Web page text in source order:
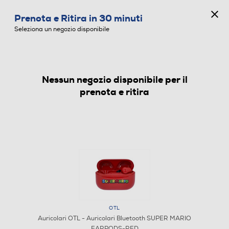
AURICOLARI
Prenota e Ritira in 30 minuti
Seleziona un negozio disponibile
Nessun negozio disponibile per il
prenota e ritira
OTL
Auricolari OTL - Auricolari Bluetooth SUPER MARIO